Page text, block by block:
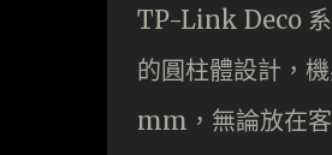
TP-Link Deco 系
的圓柱體設計，
mm，無論放在